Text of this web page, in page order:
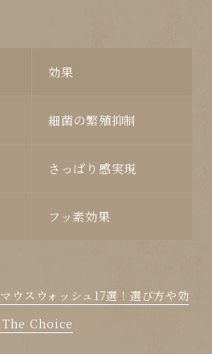
効果
細菌の繁殖抑制
さっぱり感実現
フッ素効果
ウスウォッシュ17選！選び方や効
The Choice